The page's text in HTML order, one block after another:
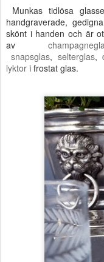
Munkas tidlösa
handgraverade,
skönt i handen och är
av
snapsglas, selterglas,
lyktor i frostat glas.